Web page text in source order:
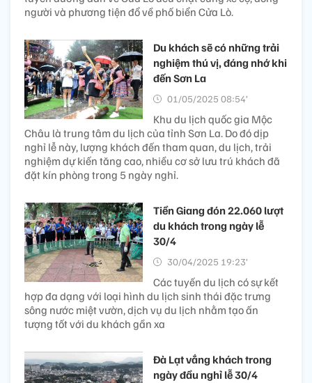
người và phương tiện đổ về phố biển Cửa Lò.
Du khách sẽ có những trải
nghiệm thú vị, đáng nhớ khi
đến Sơn La
01/05/2025 08:54’
Khu du lịch quốc gia Mộc
Châu là trung tâm du lịch của tỉnh Sơn La. Do đó dịp
nghỉ lễ này, lượng khách đến tham quan, du lịch, trải
nghiệm dự kiến tăng cao, nhiều cơ sở lưu trú khách đã
đặt kín phòng trong 5 ngày nghỉ.
Tiền Giang đón 22.060 lượt
du khách trong ngày lễ
30/4
30/04/2025 19:23’
Các tuyến du lịch có sự kết
hợp đa dạng với loại hình du lịch sinh thái đặc trưng
sông nước miệt vườn, dịch vụ du lịch nhằm tạo ấn
tượng tốt với du khách gần xa
Đà Lạt vắng khách trong
ngày đầu nghỉ lễ 30/4